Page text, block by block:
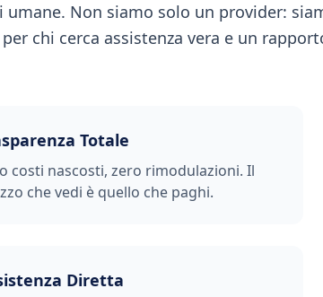
umane. Non siamo solo un provider:
chi cerca assistenza vera e un
Totale
costi nascosti, zero rimodulazioni. Il
che vedi è quello che paghi.
Diretta